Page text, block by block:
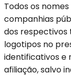
Todos os
companhias
dos respectivos
logotipos no
identificativos e
afiliação, salvo